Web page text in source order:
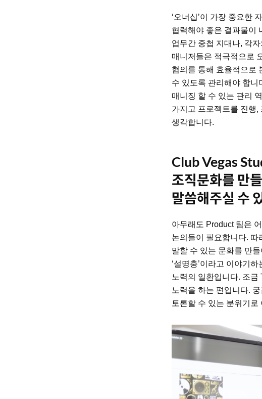
‘오너십’이 가장 중요한
협력해야 좋은 결과물이
업무간 중첩 지대나, 각
매니저들은 적극적으로
협의를 통해 효율적으로
수 있도록 관리해야 합
매니징 할 수 있는 관리
가지고 프로젝트를 진행,
생각합니다.
Club Vegas
조직문화를 만
말씀해주실 수
아무래도 Product 팀은
논의들이 필요합니다. 따
말할 수 있는 문화를 만
‘설명충’이라고 이야기
노력의 일환입니다. 조금
노력을 하는 편입니다.
토론할 수 있는 분위기로